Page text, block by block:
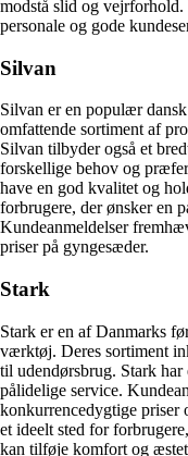
modstå slid og
personale og gode
Silvan
Silvan er en populær
omfattende sortiment af
Silvan tilbyder også et
forskellige behov og
have en god kvalitet og
forbrugere, der ønsker en
Kundeanmeldelser
priser på gyngesæder.
Stark
Stark er en af Danmarks
værktøj. Deres sortiment
til udendørsbrug. Stark
pålidelige service.
konkurrencedygtige priser
et ideelt sted for
kan tilføje komfort og